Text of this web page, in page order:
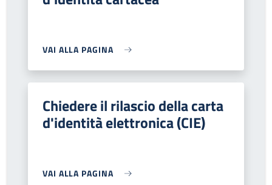
VAI ALLA PAGINA
Chiedere il rilascio della carta
d'identità elettronica (CIE)
VAI ALLA PAGINA